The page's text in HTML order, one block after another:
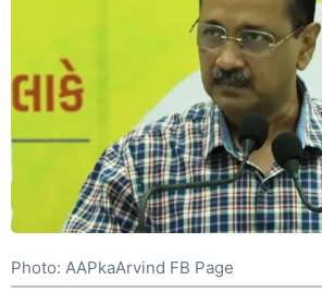
Photo: AAPkaArvind FB Page